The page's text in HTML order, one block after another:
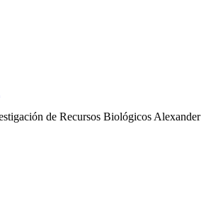
de Recursos Biológicos Alexander